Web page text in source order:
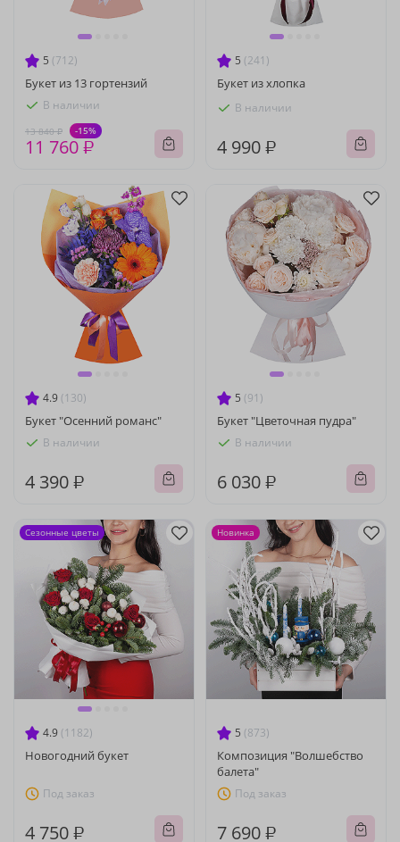
5 (712)
Букет из 13 гортензий
В наличии
13 840 ₽ -15%
11 760 ₽
5 (241)
Букет из хлопка
В наличии
4 990 ₽
4.9 (130)
Букет "Осенний романс"
В наличии
4 390 ₽
5 (91)
Букет "Цветочная пудра"
В наличии
6 030 ₽
4.9 (1182)
Новогодний букет
Под заказ
4 750 ₽
Сезонные цветы
5 (873)
Композиция "Волшебство
балета"
Под заказ
7 690 ₽
Новинка